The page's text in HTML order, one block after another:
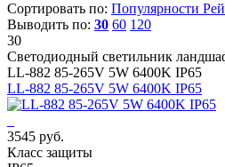
Сортировать по: Популярности
Выводить по: 30 60 120
30
Светодиодный светильник
LL-882 85-265V 5W 6400K IP65
LL-882 85-265V 5W 6400K IP65
3545 руб.
Класс защиты